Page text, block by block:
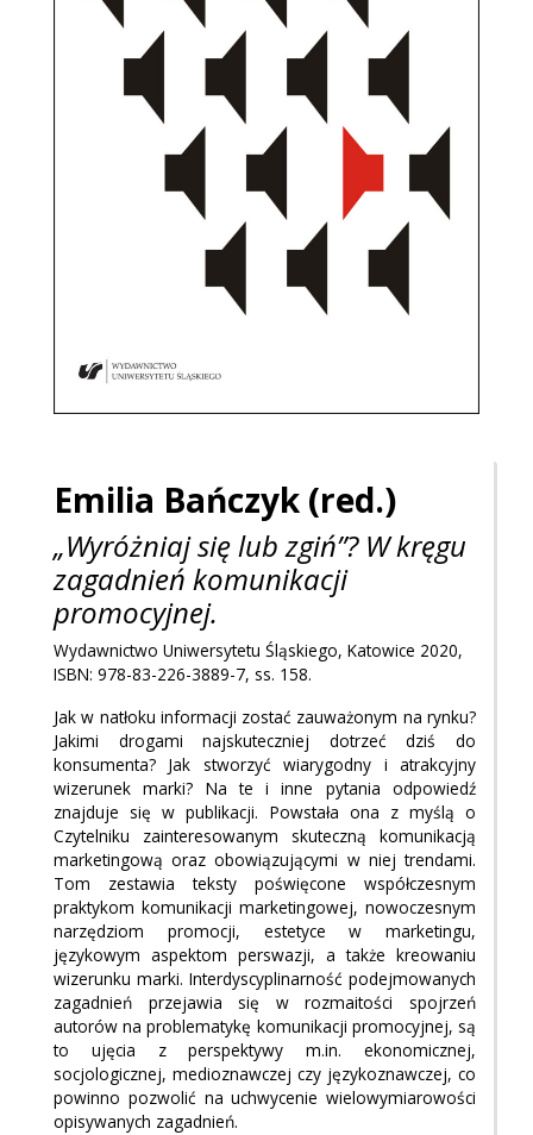
Emilia Bańczyk (red.)
„Wyróżniaj się lub zgiń”? W kręgu
zagadnień komunikacji
promocyjnej.
Wydawnictwo Uniwersytetu Śląskiego, Katowice 2020,
ISBN: 978-83-226-3889-7, ss. 158.
Jak w natłoku informacji zostać zauważonym na rynku?
Jakimi drogami najskuteczniej dotrzeć dziś do
konsumenta? Jak stworzyć wiarygodny i atrakcyjny
wizerunek marki? Na te i inne pytania odpowiedź
znajduje się w publikacji. Powstała ona z myślą o
Czytelniku zainteresowanym skuteczną komunikacją
marketingową oraz obowiązującymi w niej trendami.
Tom zestawia teksty poświęcone współczesnym
praktykom komunikacji marketingowej, nowoczesnym
narzędziom promocji, estetyce w marketingu,
językowym aspektom perswazji, a także kreowaniu
wizerunku marki. Interdyscyplinarność podejmowanych
zagadnień przejawia się w rozmaitości spojrzeń
autorów na problematykę komunikacji promocyjnej, są
to ujęcia z perspektywy m.in. ekonomicznej,
socjologicznej, medioznawczej czy językoznawczej, co
powinno pozwolić na uchwycenie wielowymiarowości
opisywanych zagadnień.